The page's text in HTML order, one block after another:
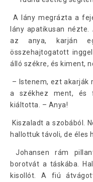
A lány megrázta a
lány apatikusan
az anya, karján
összehajtogatott
álló székre, és kiment,
– Istenem, ezt akarják
a székhez ment, és
kiáltotta. – Anya!
Kiszaladt a szobából.
hallottuk távoli, de éles
Johansen rám
borotvát a táskába.
kisollót. A fiú